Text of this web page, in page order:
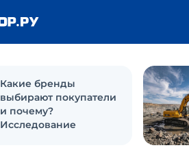
Какие бренды
выбирают покупатели
и почему?
Исследование